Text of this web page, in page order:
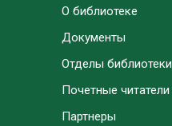
О библиотеке
Документы
Отделы библиотеки
Почетные читатели
Партнеры